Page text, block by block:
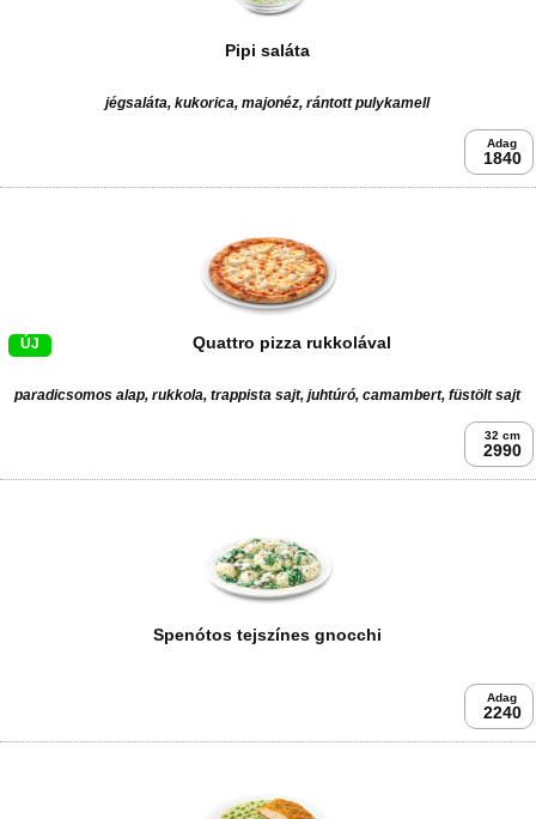
Pipi saláta
jégsaláta, kukorica, majonéz, rántott pulykamell
Adag
1840
ÚJ Quattro pizza rukkolával
paradicsomos alap, rukkola, trappista sajt, juhtúró, camambert, füstölt sajt
32 cm
2990
Spenótos tejszínes gnocchi
Adag
2240